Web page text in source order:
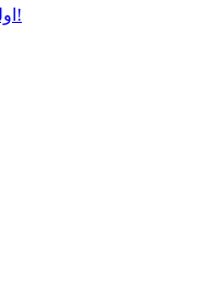
اولین فردی باشید که نقد خود را می‌نویسید!